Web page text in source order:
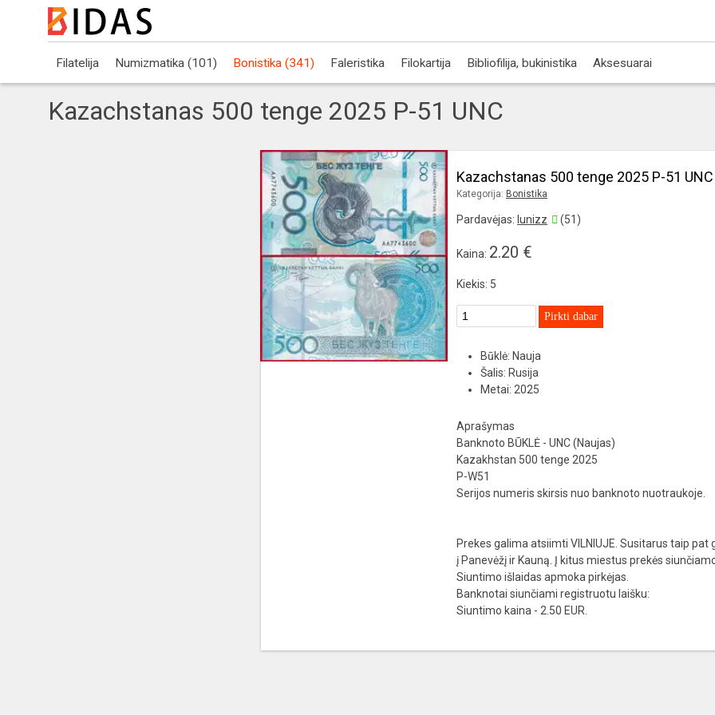
Filatelija Numizmatika (101) Bonistika (341) Faleristika Filokartija Bibliofilija, bukinistika Aksesuarai
Kazachstanas 500 tenge 2025 P-51 UNC
Kazachstanas 500 tenge 2025 P-51 UNC
Kategorija: Bonistika
Pardavėjas: lunizz (51)
Kaina: 2.20 €
Kiekis: 5
Pirkti dabar
Būklė: Nauja
Šalis: Rusija
Metai: 2025
Aprašymas
Banknoto BŪKLĖ - UNC (Naujas)
Kazakhstan 500 tenge 2025
P-W51
Serijos numeris skirsis nuo banknoto nuotraukoje.
Prekes galima atsiimti VILNIUJE. Susitarus taip pat
į Panevėžį ir Kauną. Į kitus miestus prekės
Siuntimo išlaidas apmoka pirkėjas.
Banknotai siunčiami registruotu laišku:
Siuntimo kaina - 2.50 EUR.